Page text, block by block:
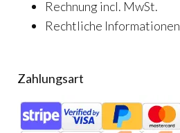
Rechnung incl. MwSt.
Rechtliche Informationen
Zahlungsart